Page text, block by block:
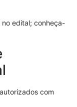
edital; conheça-
com